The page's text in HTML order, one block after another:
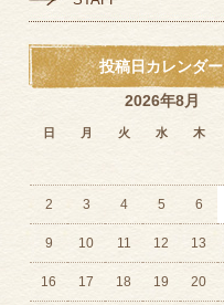
投稿日カレンダー
2026年8月
日 月 火 水 木
2 3 4 5 6
9 10 11 12 13
16 17 18 19 20